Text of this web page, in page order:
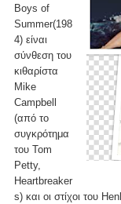
Boys of
Summer(198
4) είναι
σύνθεση του
κιθαρίστα
Mike
Campbell
(από το
συγκρότημα
του Tom
Petty,
Heartbreaker
s) και οι στίχοι του